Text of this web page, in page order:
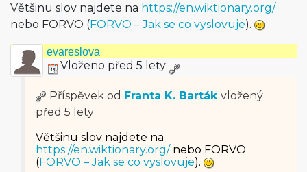
Většinu slov najdete na https://en.wiktionary.org/
nebo FORVO (FORVO – Jak se co vyslovuje).
evareslova
Vloženo před 5 lety
Příspěvek od Franta K. Barták vložený
před 5 lety
Většinu slov najdete na
https://en.wiktionary.org/nebo FORVO
(FORVO – Jak se co vyslovuje).